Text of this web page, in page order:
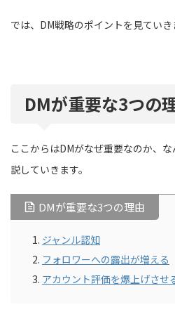
では、DM戦略のポイントを見ていき
DMが重要な3つの
ここからはDMがなぜ重要なのか、
説していきます。
DMが重要な3つの理由
ジャンル認知
フォロワーへの露出が増える
アカウント評価を爆上げさせ